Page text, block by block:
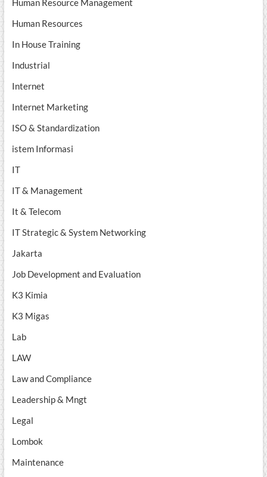
Human Resource Management
Human Resources
In House Training
Industrial
Internet
Internet Marketing
ISO & Standardization
istem Informasi
IT
IT & Management
It & Telecom
IT Strategic & System Networking
Jakarta
Job Development and Evaluation
K3 Kimia
K3 Migas
Lab
LAW
Law and Compliance
Leadership & Mngt
Legal
Lombok
Maintenance